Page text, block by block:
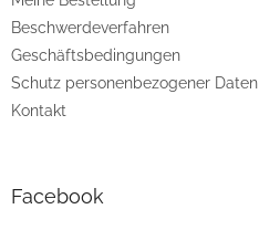
Beschwerdeverfahren
Geschäftsbedingungen
Schutz personenbezogener Daten
Kontakt
Facebook